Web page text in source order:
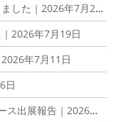
た｜2026年7月26日
2026年7月19日
年7月11日
日
報告｜2026年7月5日